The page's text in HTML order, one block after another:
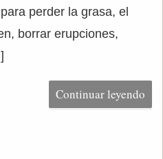
perder la grasa, el
borrar erupciones,
Continuar leyendo